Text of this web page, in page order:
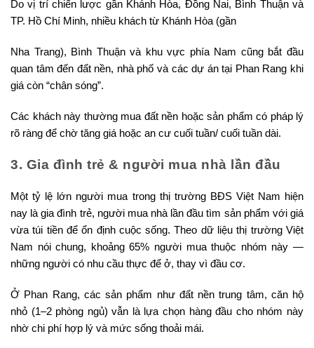
Do vị trí chiến lược gần Khánh Hòa, Đồng Nai, Bình Thuận và
TP. Hồ Chí Minh, nhiều khách từ Khánh Hòa (gần
Nha Trang), Bình Thuận và khu vực phía Nam cũng bắt đầu
quan tâm đến đất nền, nhà phố và các dự án tại Phan Rang khi
giá còn “chân sóng”.
Các khách này thường mua đất nền hoặc sản phẩm có pháp lý
rõ ràng để chờ tăng giá hoặc an cư cuối tuần/ cuối tuần dài.
3. Gia đình trẻ & người mua nhà lần đầu
Một tỷ lệ lớn người mua trong thị trường BĐS Việt Nam hiện
nay là gia đình trẻ, người mua nhà lần đầu tìm sản phẩm với giá
vừa túi tiền để ổn định cuộc sống. Theo dữ liệu thị trường Việt
Nam nói chung, khoảng 65% người mua thuộc nhóm này —
những người có nhu cầu thực để ở, thay vì đầu cơ.
Ở Phan Rang, các sản phẩm như đất nền trung tâm, căn hộ
nhỏ (1–2 phòng ngủ) vẫn là lựa chọn hàng đầu cho nhóm này
nhờ chi phí hợp lý và mức sống thoải mái.